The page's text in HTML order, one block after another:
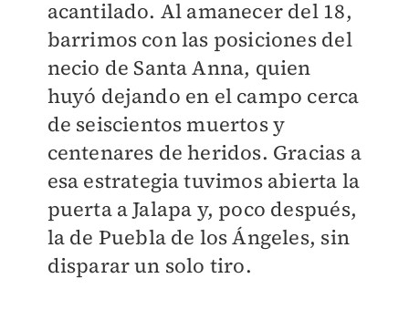
acantilado. Al amanecer del 18,
barrimos con las posiciones del
necio de Santa Anna, quien
huyó dejando en el campo cerca
de seiscientos muertos y
centenares de heridos. Gracias a
esa estrategia tuvimos abierta la
puerta a Jalapa y, poco después,
la de Puebla de los Ángeles, sin
disparar un solo tiro.